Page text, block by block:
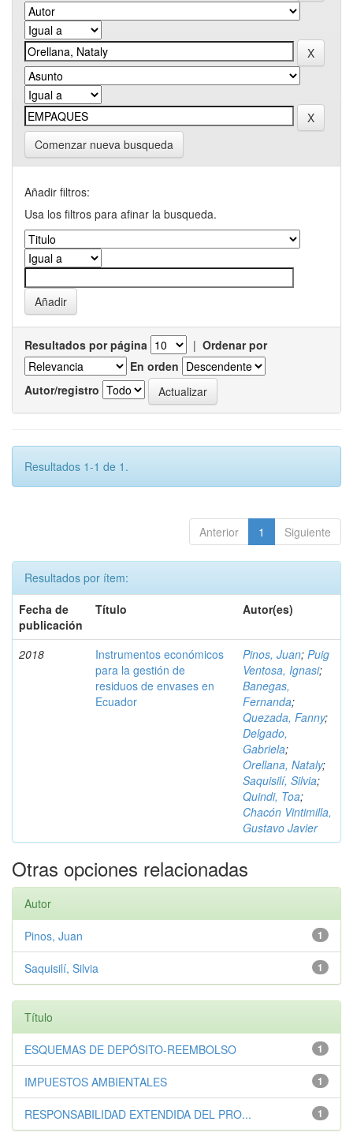
Comenzar nueva busqueda
Añadir filtros:
Usa los filtros para afinar la busqueda.
Resultados por página | Ordenar por
En orden
Autor/registro
Resultados 1-1 de 1.
Anterior 1 Siguiente
Resultados por ítem:
Fecha de
publicación
Título Autor(es)
2018
Instrumentos económicos
para la gestión de
residuos de envases en
Ecuador
Pinos, Juan; Puig
Ventosa, Ignasi;
Banegas,
Fernanda;
Quezada, Fanny;
Delgado,
Gabriela;
Orellana, Nataly;
Saquisilí, Silvia;
Quindi, Toa;
Chacón Vintimilla,
Gustavo Javier
Otras opciones relacionadas
Autor
1
Pinos, Juan
1
Saquisilí, Silvia
Título
1
ESQUEMAS DE DEPÓSITO-REEMBOLSO
1
IMPUESTOS AMBIENTALES
1
RESPONSABILIDAD EXTENDIDA DEL PRO...